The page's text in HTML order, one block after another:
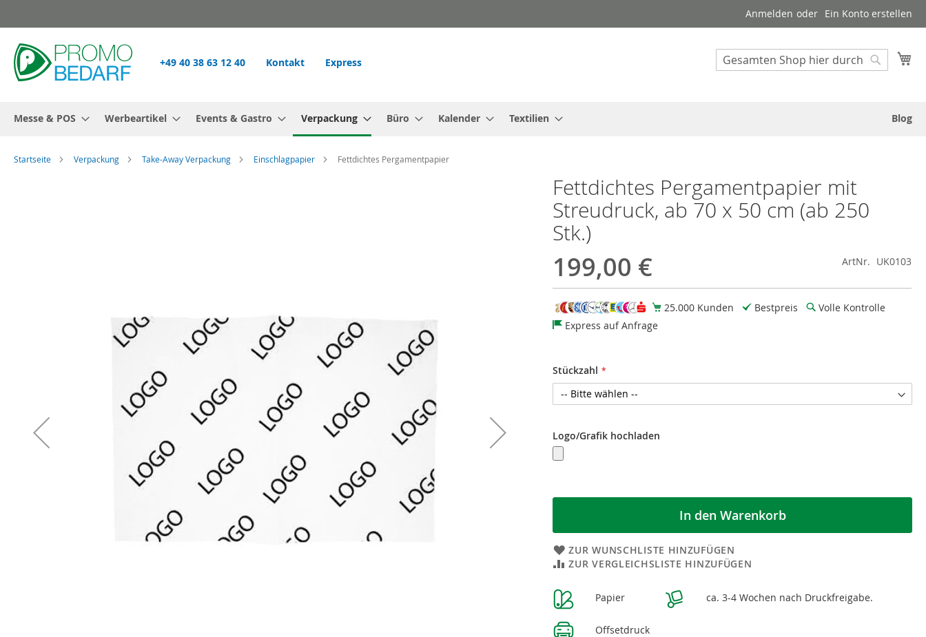
Inhalt
springen
Anmelden Ein Konto erstellen
Suche
Suche
+49 40 38 63 12 40 Kontakt Express
Messe & POS Werbeartikel Events & Gastro Verpackung Büro Kalender Textilien Blog
Startseite Verpackung Take-Away Verpackung Einschlagpapier Fettdichtes Pergamentpapier
Fettdichtes Pergamentpapier mit
Streudruck, ab 70 x 50 cm (ab 250
Stk.)
199,00 € ArtNr. UK0103
25.000 Kunden Bestpreis
Volle Kontrolle
Express auf Anfrage
Stückzahl
Logo/Grafik hochladen
In den Warenkorb
ZUR WUNSCHLISTE HINZUFÜGEN
ZUR VERGLEICHSLISTE HINZUFÜGEN
Weitere
Informationen
Papier ca. 3-4 Wochen nach Druckfreigabe.
Offsetdruck